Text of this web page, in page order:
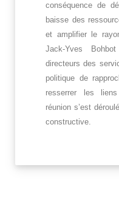
conséquence de
baisse des
et amplifier le
Jack-Yves
directeurs des
politique de
resserrer les
réunion s’est
constructive.